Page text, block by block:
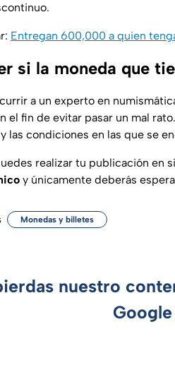
Entregan 600,000 a quien
si la moneda que
a un experto en
el fin de evitar pasar un mal
las condiciones en las que se
realizar tu publicación en
y únicamente deberás
Monedas y billetes
nuestro